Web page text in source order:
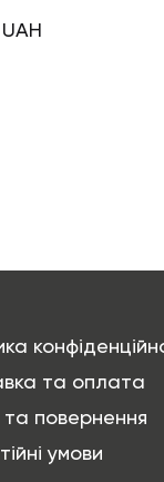
UAH
та оплата
та повернення
умови